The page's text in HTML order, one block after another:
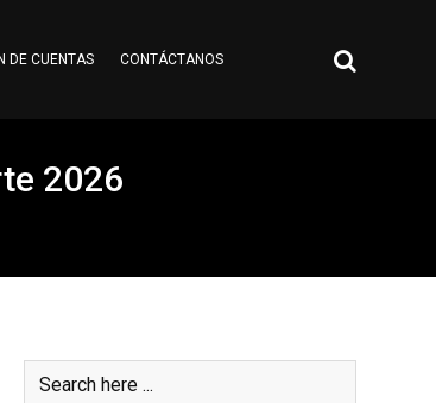
DE CUENTAS CONTÁCTANOS
2026